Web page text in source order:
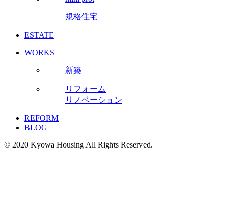
規格住宅
ESTATE
WORKS
新築
リフォーム
リノベーション
REFORM
BLOG
© 2020 Kyowa Housing All Rights Reserved.